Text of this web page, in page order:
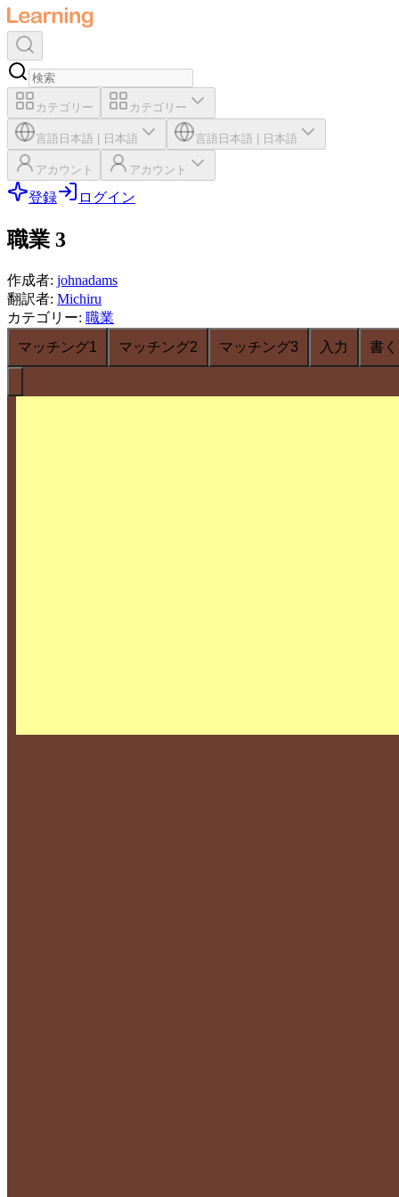
カテゴリー カテゴリー
言語 日本語 日本語 言語 日本語 日本語
アカウント アカウント
登録 ログイン
職業 3
作成者: johnadams
翻訳者: Michiru
カテゴリー: 職業
マッチング1
マッチング2 マッチング3 入力 書く